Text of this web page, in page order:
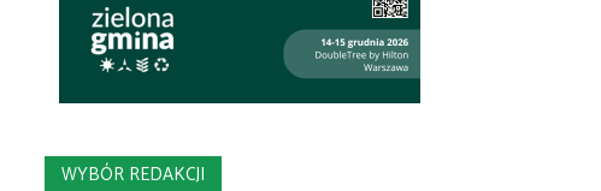
WYBÓR REDAKCJI